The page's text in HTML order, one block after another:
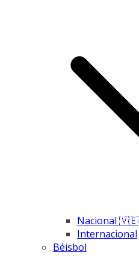
Nacional 🇻🇪
Internacional
Béisbol